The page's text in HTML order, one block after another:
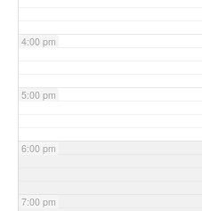
4:00 pm
5:00 pm
6:00 pm
7:00 pm